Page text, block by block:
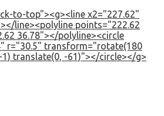
to-top"><g><line x2="227.62"
line><polyline points="222.62
36.78"></polyline><circle
r="30.5" transform="rotate(180
1) translate(0, -61)"></circle></g>